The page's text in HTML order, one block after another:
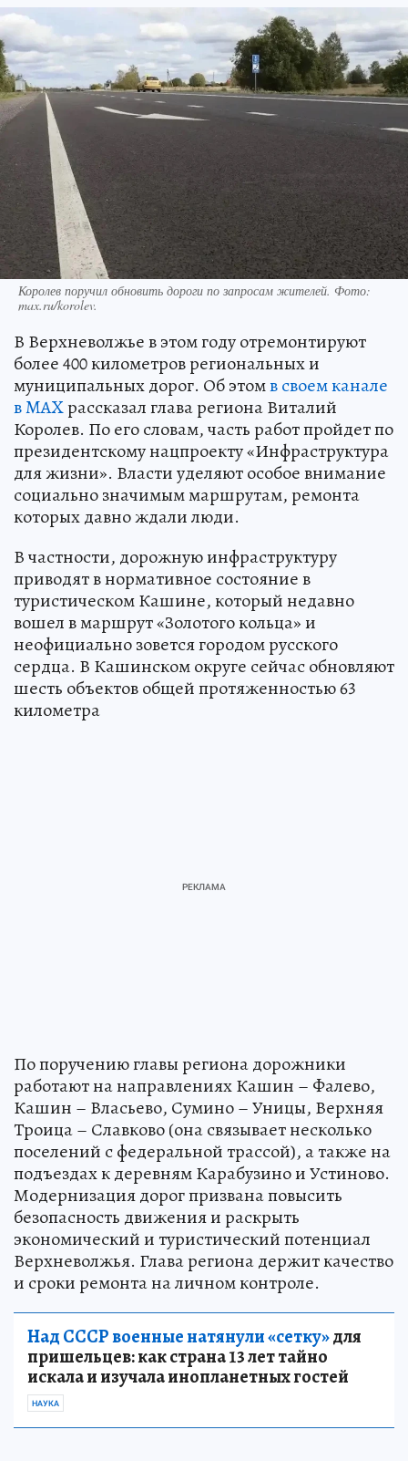
Королев поручил обновить дороги по запросам жителей. Фото:
max.ru/korolev.
В Верхневолжье в этом году отремонтируют
более 400 километров региональных и
муниципальных дорог. Об этомв своем канале
в MAXрассказал глава региона Виталий
Королев. По его словам, часть работ пройдет по
президентскому нацпроекту «Инфраструктура
для жизни». Власти уделяют особое внимание
социально значимым маршрутам, ремонта
которых давно ждали люди.
В частности, дорожную инфраструктуру
приводят в нормативное состояние в
туристическом Кашине, который недавно
вошел в маршрут «Золотого кольца» и
неофициально зовется городом русского
сердца. В Кашинском округе сейчас обновляют
шесть объектов общей протяженностью 63
километра
По поручению главы региона дорожники
работают на направлениях Кашин – Фалево,
Кашин – Власьево, Сумино – Уницы, Верхняя
Троица – Славково (она связывает несколько
поселений с федеральной трассой), а также на
подъездах к деревням Карабузино и Устиново.
Модернизация дорог призвана повысить
безопасность движения и раскрыть
экономический и туристический потенциал
Верхневолжья. Глава региона держит качество
и сроки ремонта на личном контроле.
Над СССР военные натянули «сетку»для
пришельцев: как страна 13 лет тайно
искала и изучала инопланетных гостей
НАУКА